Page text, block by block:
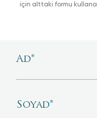
için alttaki formu
Ad*
Soyad*